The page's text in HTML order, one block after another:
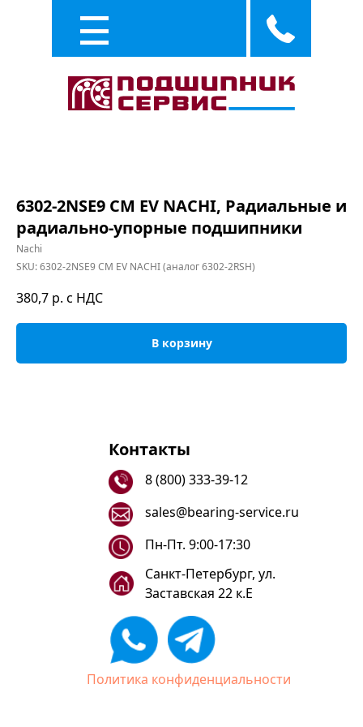
6302-2NSE9 CM EV NACHI, Радиальные и
радиально-упорные подшипники
Nachi
SKU:6302-2NSE9 CM EV NACHI (аналог 6302-2RSH)
380,7 р. с НДС
В корзину
Контакты
8 (800) 333-39-12
sales@bearing-service.ru
Санкт-Петербург, ул.
Заставская 22 к.Е
Пн-Пт. 9:00-17:30
Политика конфиденциальности